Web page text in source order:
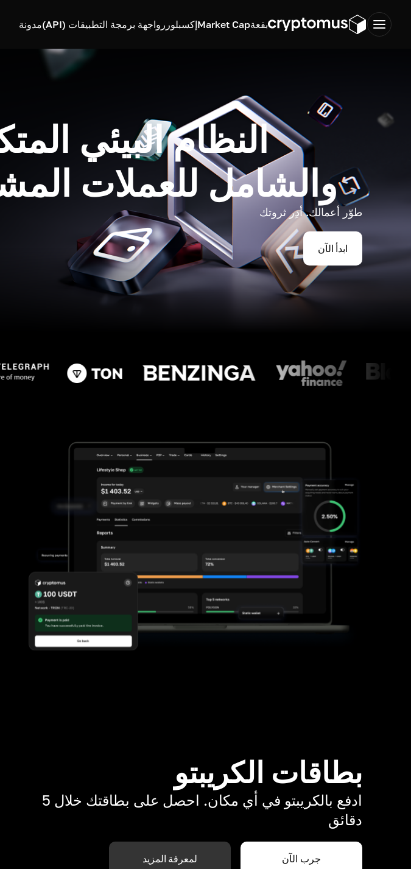
بقعةMarket Capإكسبلورر واجهة برمجة التطبيقات (API) مدونة
النظام البيئي
والشامل للعملات
طوّر أعمالك. أدِر ثروتك
ابدأ الآن
بطاقات الكريبتو
ادفع بالكريبتو في أي مكان. احصل على بطاقتك خلال 5
دقائق
جرب الآن لمعرفة المزيد